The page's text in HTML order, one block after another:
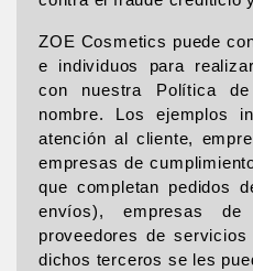
ZOE Cosmetics puede
e individuos para
con nuestra Política
nombre. Los ejemplos
atención al cliente,
empresas de
que completan pedidos
envíos), empresas
proveedores de
dichos terceros se les